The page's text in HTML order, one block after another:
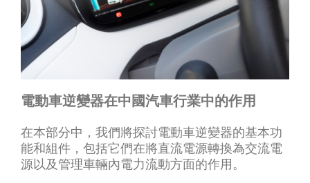
電動車逆變器在中國汽車行業中的作用
在本部分中，我們將探討電動車逆變器的基本功
能和組件，包括它們在將直流電源轉換為交流電
源以及管理車輛內電力流動方面的作用。